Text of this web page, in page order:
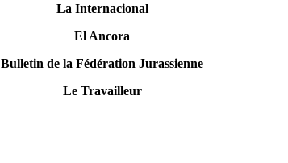
La Internacional
El Ancora
Bulletin de la Fédération Jurassienne
Le Travailleur